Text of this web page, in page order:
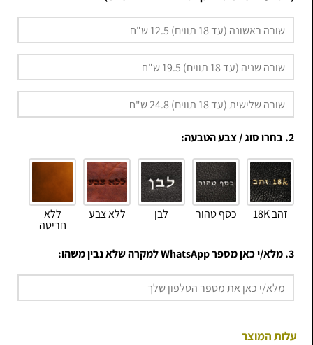
2. בחרו סוג / צבע הטבעה:
זהב 18K כסף טהור לבן ללא צבע ללא
חריטה
3. מלא/י כאן מספר WhatsApp למקרה שלא נבין משהו:
עלות המוצר